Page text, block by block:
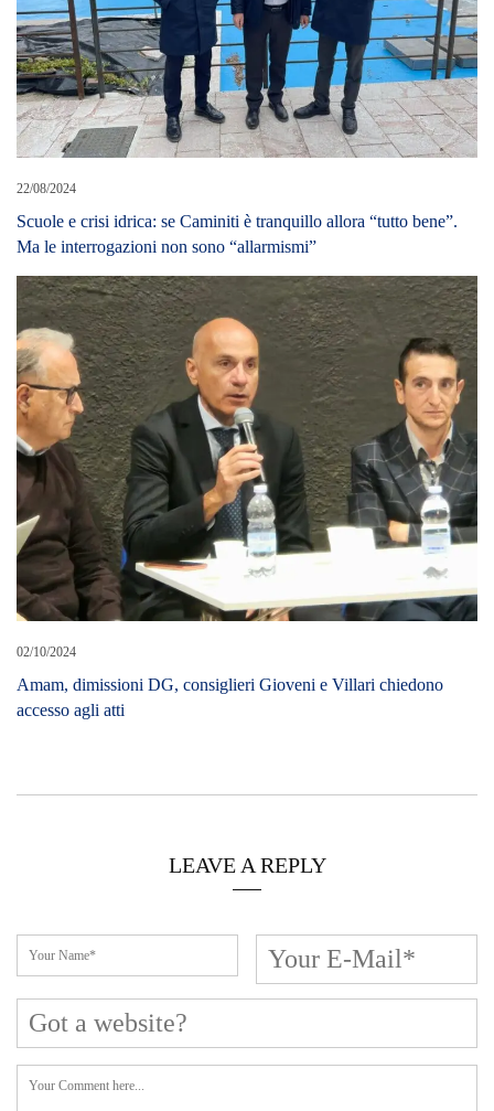
22/08/2024
Scuole e crisi idrica: se Caminiti è tranquillo allora “tutto bene”.
Ma le interrogazioni non sono “allarmismi”
02/10/2024
Amam, dimissioni DG, consiglieri Gioveni e Villari chiedono
accesso agli atti
LEAVE A REPLY